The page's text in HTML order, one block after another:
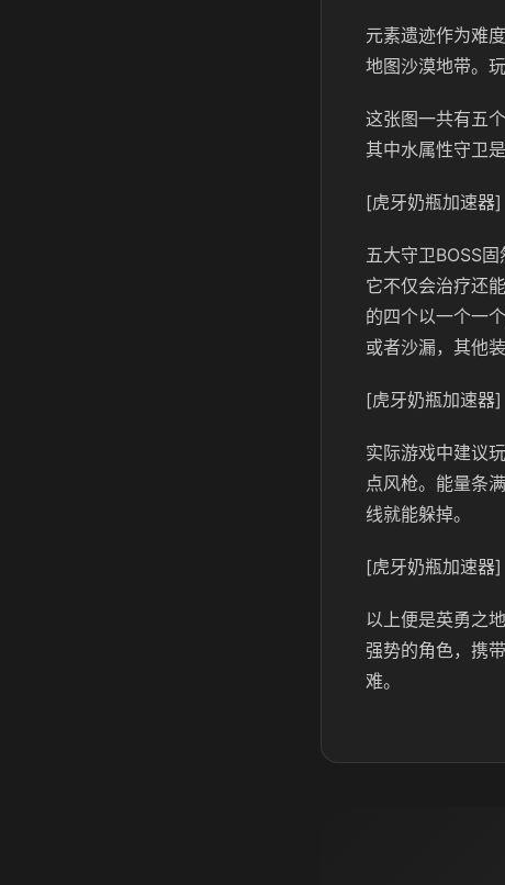
元素遗迹作为难
地图沙漠地带。
这张图一共有五
其中水属性守卫
[虎牙奶瓶加速器]
五大守卫BOSS
它不仅会治疗还
的四个以一个一
或者沙漏，其他
[虎牙奶瓶加速器]
实际游戏中建议
点风枪。能量条
线就能躲掉。
[虎牙奶瓶加速器]
以上便是英勇之
强势的角色，携
难。